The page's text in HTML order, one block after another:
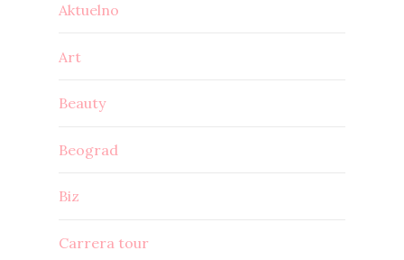
Aktuelno
Art
Beauty
Beograd
Biz
Carrera tour